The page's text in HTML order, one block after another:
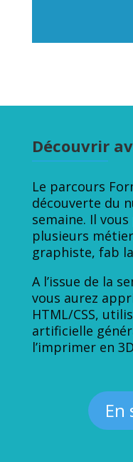
Découvrir
Le parcours
découverte du
semaine. Il
plusieurs
graphiste, fab
A l’issue de la
vous aurez
HTML/CSS,
artificielle
l’imprimer en
En